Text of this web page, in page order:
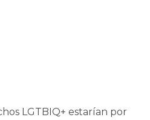
LGTBIQ+ estarían por